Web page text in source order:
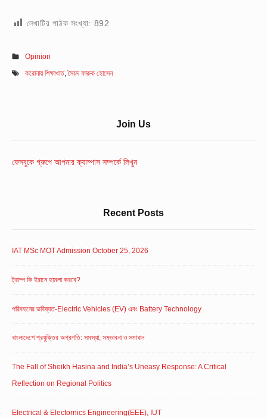
লেখাটির পাঠক সংখ্যা: 892
Opinion
করোনায় শিক্ষাখাত,সৈয়দ ফারুক হোসেন
Area
Join Us
ফেসবুকে গ্রুপে আপনার ক্যাম্পাস সম্পর্কে লিখুন
Recent Posts
IAT MSc MOT Admission October 25, 2026
ট্রাম্প কি ইরানে হামলা করবে?
পরিবহনের ভবিষ্যত-Electric Vehicles (EV) এবং Battery Technology
বাংলাদেশে প্রযুক্তির অগ্রগতি: সমস্যা, সম্ভাবনা ও সমাধান
The Fall of Sheikh Hasina and India’s Uneasy Response: A Critical
Reflection on Regional Politics
Electrical & Electornics Engineering(EEE), IUT